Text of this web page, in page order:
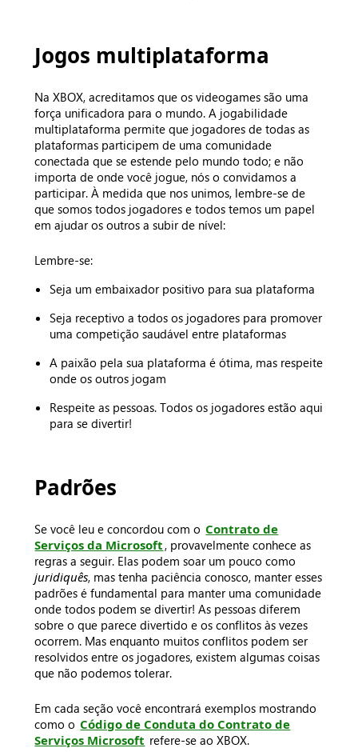
Jogos multiplataforma
Na XBOX, acreditamos que os videogames são uma
força unificadora para o mundo. A jogabilidade
multiplataforma permite que jogadores de todas as
plataformas participem de uma comunidade
conectada que se estende pelo mundo todo; e não
importa de onde você jogue, nós o convidamos a
participar. À medida que nos unimos, lembre-se de
que somos todos jogadores e todos temos um papel
em ajudar os outros a subir de nível:
Lembre-se:
Seja um embaixador positivo para sua plataforma
Seja receptivo a todos os jogadores para promover
uma competição saudável entre plataformas
A paixão pela sua plataforma é ótima, mas respeite
onde os outros jogam
Respeite as pessoas. Todos os jogadores estão aqui
para se divertir!
Padrões
Se você leu e concordou com o Contrato de
Serviços da Microsoft, provavelmente conhece as
regras a seguir. Elas podem soar um pouco como
juridiquês, mas tenha paciência conosco, manter esses
padrões é fundamental para manter uma comunidade
onde todos podem se divertir! As pessoas diferem
sobre o que parece divertido e os conflitos às vezes
ocorrem. Mas enquanto muitos conflitos podem ser
resolvidos entre os jogadores, existem algumas coisas
que não podemos tolerar.
Em cada seção você encontrará exemplos mostrando
como o Código de Conduta do Contrato de
Serviços Microsoft refere-se ao XBOX.